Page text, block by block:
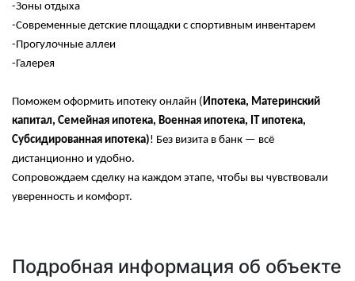
-Зоны отдыха
-Современные детские площадки с спортивным инвентарем
-Прогулочные аллеи
-Галерея
Поможем оформить ипотеку онлайн (Ипотека, Материнский
капитал, Семейная ипотека, Военная ипотека, IT ипотека,
Субсидированная ипотека)! Без визита в банк — всё
дистанционно и удобно.
Сопровождаем сделку на каждом этапе, чтобы вы чувствовали
уверенность и комфорт.
Подробная информация об объекте